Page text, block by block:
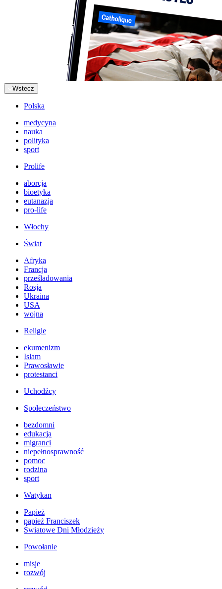
Wstecz
Polska
medycyna
nauka
polityka
sport
Prolife
aborcja
bioetyka
eutanazja
pro-life
Włochy
Świat
Afryka
Francja
prześladowania
Rosja
Ukraina
USA
wojna
Religie
ekumenizm
Islam
Prawosławie
protestanci
Uchodźcy
Społeczeństwo
bezdomni
edukacja
migranci
niepełnosprawność
pomoc
rodzina
sport
Watykan
Papież
papież Franciszek
Światowe Dni Młodzieży
Powołanie
misje
rozwój